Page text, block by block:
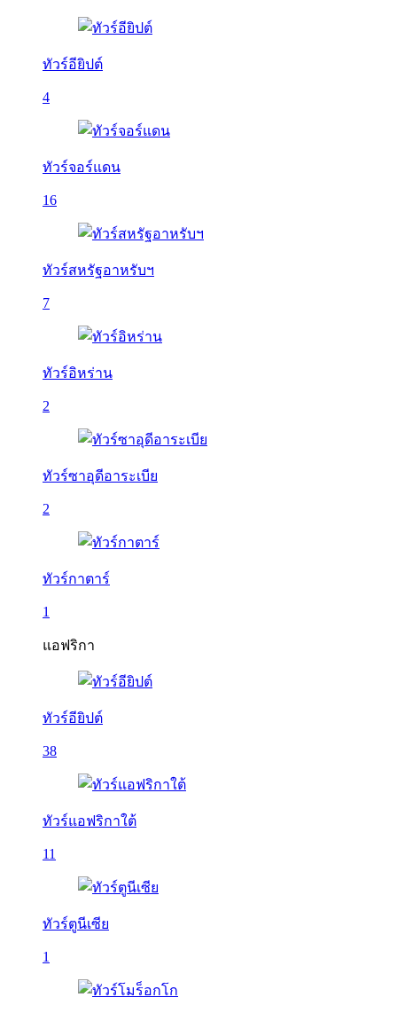
ทัวร์อียิปต์
4
ทัวร์จอร์แดน
16
ทัวร์สหรัฐอาหรับฯ
7
ทัวร์อิหร่าน
2
ทัวร์ซาอุดีอาระเบีย
2
ทัวร์กาตาร์
1
แอฟริกา
ทัวร์อียิปต์
38
ทัวร์แอฟริกาใต้
11
ทัวร์ตูนีเซีย
1